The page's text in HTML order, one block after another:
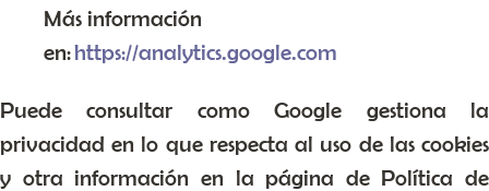
Más información
en:https://analytics.google.com
Puede consultar como Google gestiona la
privacidad en lo que respecta al uso de las cookies
y otra información en la página de Política de